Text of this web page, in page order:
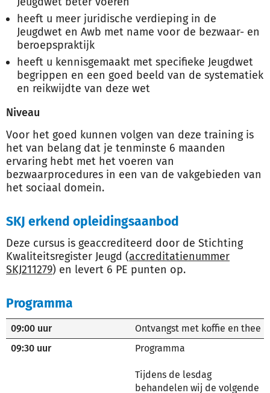
heeft u meer juridische verdieping in de
Jeugdwet en Awb met name voor de bezwaar- en
beroepspraktijk
heeft u kennisgemaakt met specifieke Jeugdwet
begrippen en een goed beeld van de systematiek
en reikwijdte van deze wet
Niveau
Voor het goed kunnen volgen van deze training is
het van belang dat je tenminste 6 maanden
ervaring hebt met het voeren van
bezwaarprocedures in een van de vakgebieden van
het sociaal domein.
SKJ erkend opleidingsaanbod
Deze cursus is geaccrediteerd door de Stichting
Kwaliteitsregister Jeugd (accreditatienummer
SKJ211279) en levert 6 PE punten op.
Programma
09:00 uur
Ontvangst met koffie en thee
09:30 uur
Programma
Tijdens de lesdag
behandelen wij de volgende